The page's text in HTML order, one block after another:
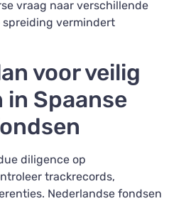
vraag naar verschillende
spreiding vermindert
voor veilig
Spaanse
diligence op
trackrecords,
Nederlandse fondsen